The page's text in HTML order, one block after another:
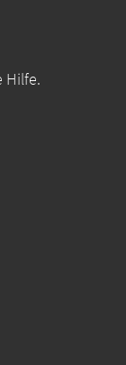
Hilfe.